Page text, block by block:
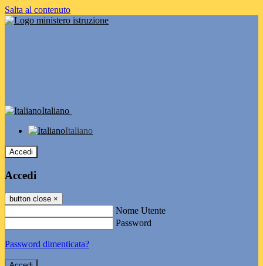
Salta al contenuto
Italiano
Italiano
Accedi
Accedi
button close ×
Nome Utente
Password
Password dimenticata?